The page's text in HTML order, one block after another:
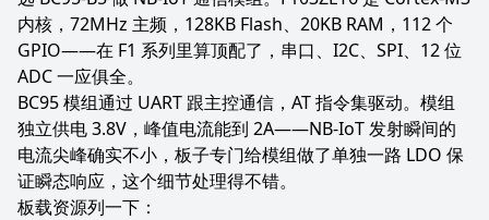
内核，72MHz 主频，128KB Flash、20KB RAM，112 个
GPIO——在 F1 系列里算顶配了，串口、I2C、SPI、12 位
ADC 一应俱全。
BC95 模组通过 UART 跟主控通信，AT 指令集驱动。模组
独立供电 3.8V，峰值电流能到 2A——NB-IoT 发射瞬间的
电流尖峰确实不小，板子专门给模组做了单独一路 LDO 保
证瞬态响应，这个细节处理得不错。
板载资源列一下：